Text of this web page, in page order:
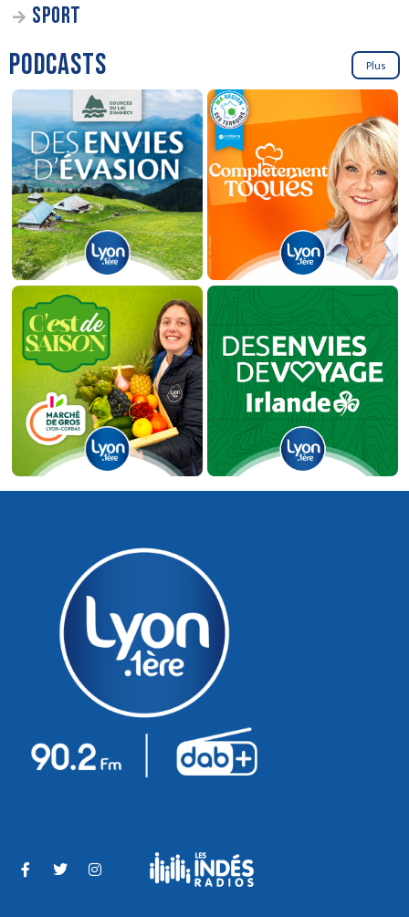
SPORT
PODCASTS Plus